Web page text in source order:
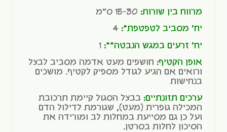
מרווח בין שורות:
יח' מסביב לטפטפת*: 4
יח' זרעים במגש הנבטה**:
אופן הקטיף: חושפים מעט אדמה מסביב לבצל
ורואים אם הגיע לגודל מספיק לקטיף. מושכים
בנחישות
ערכים תזונתיים: בבצל הסגול קיימת תרכובת
המכילה גופרית (מעט), שגורמת לדילול הדם
ועל כן גם מסייעת במחלות לב ומורידה את
הסיכון לחלות בסרטן.